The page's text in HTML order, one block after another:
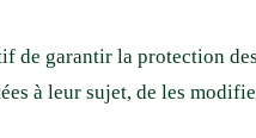
de garantir la protection
à leur sujet, de les